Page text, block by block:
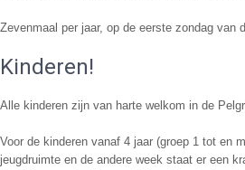
Zevenmaal per jaar, op de eerste zondag van
Kinderen!
Alle kinderen zijn van harte welkom in de
Voor de kinderen vanaf 4 jaar (groep 1 tot en
jeugdruimte en de andere week staat er een